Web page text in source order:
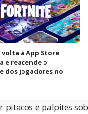
à App Store
e reacende o
dos jogadores no
e palpites